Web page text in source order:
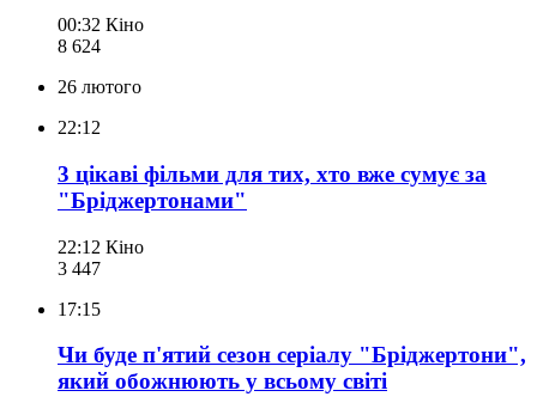
00:32 Кіно
8 624
26 лютого
22:12
3 цікаві фільми для тих, хто вже сумує за
"Бріджертонами"
22:12 Кіно
3 447
17:15
Чи буде п'ятий сезон серіалу "Бріджертони",
який обожнюють у всьому світі